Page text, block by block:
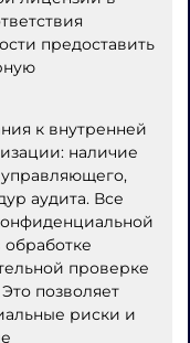
предоставить
к внутренней
наличие
аудита. Все
проверке
позволяет
риски и